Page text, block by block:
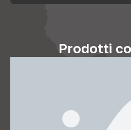
Prodotti